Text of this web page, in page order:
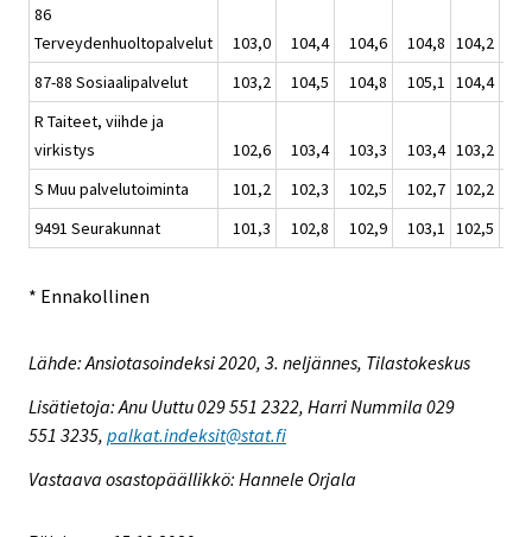
86
Terveydenhuoltopalvelut
103,0 104,4 104,6 104,8 104,2
87-88 Sosiaalipalvelut
103,2 104,5 104,8 105,1 104,4
R Taiteet, viihde ja
virkistys
102,6 103,4 103,3 103,4 103,2
S Muu palvelutoiminta
101,2 102,3 102,5 102,7 102,2
9491 Seurakunnat
101,3 102,8 102,9 103,1 102,5
* Ennakollinen
Lähde: Ansiotasoindeksi 2020, 3. neljännes, Tilastokeskus
Lisätietoja: Anu Uuttu 029 551 2322, Harri Nummila 029
551 3235, palkat.indeksit@stat.fi
Vastaava osastopäällikkö: Hannele Orjala